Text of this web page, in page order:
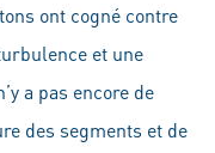
ont cogné contre
et une
a pas encore de
des segments et de